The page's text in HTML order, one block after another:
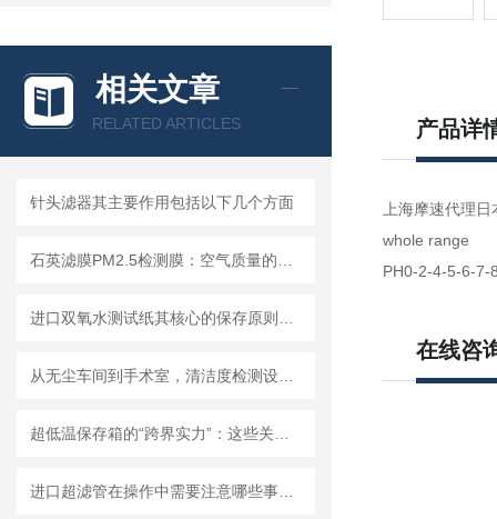
相关文章
RELATED ARTICLES
针头滤器其主要作用包括以下几个方面
产品详
上海摩速代理
whole range
PH0-2-4-5-6-7-
在线咨